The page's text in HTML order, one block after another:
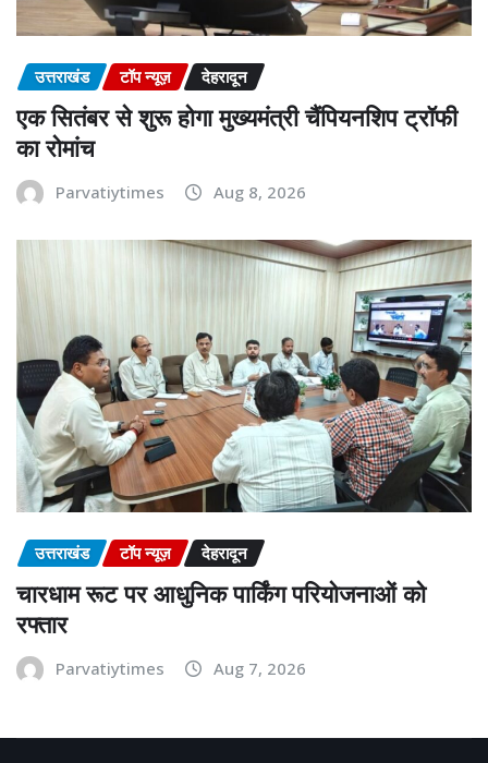
उत्तराखंड टॉप न्यूज़ देहरादून
एक सितंबर से शुरू होगा मुख्यमंत्री चैंपियनशिप ट्रॉफी
का रोमांच
Parvatiytimes Aug 8, 2026
उत्तराखंड टॉप न्यूज़ देहरादून
चारधाम रूट पर आधुनिक पार्किंग परियोजनाओं को
रफ्तार
Parvatiytimes Aug 7, 2026